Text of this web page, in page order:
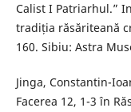
Calist I Patriarhul.”
tradiția răsăriteană
160. Sibiu: Astra
Jinga, Constantin-
Facerea 12, 1-3 în